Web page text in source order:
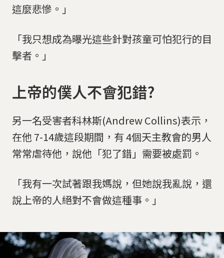
這麼悲慘。」
「我只想成為曝光這些針對孩童可怕犯行的目
擊者。」
上帝的僕人不會犯錯?
另一名受害者科林斯(Andrew Collins)表示，
在他 7-14歲這段期間，有 4個天主教會的男人
常常虐待他，說他「犯了錯」需要被處罰。
「我有一次試著跟我媽說，但她說我亂說，還
說上帝的人絕對不會做這種事。」